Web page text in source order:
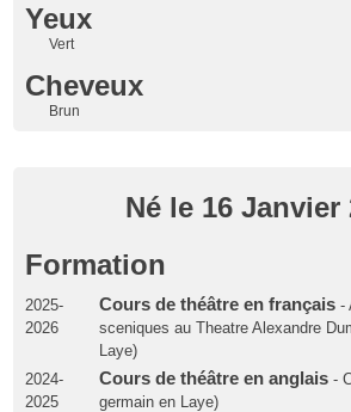
Yeux
Vert
Cheveux
Brun
Né le 16 Janvier
Formation
2025-
2026
Cours de théâtre en français-
sceniques au Theatre Alexandre
Laye)
2024-
2025
Cours de théâtre en anglais-
germain en Laye)